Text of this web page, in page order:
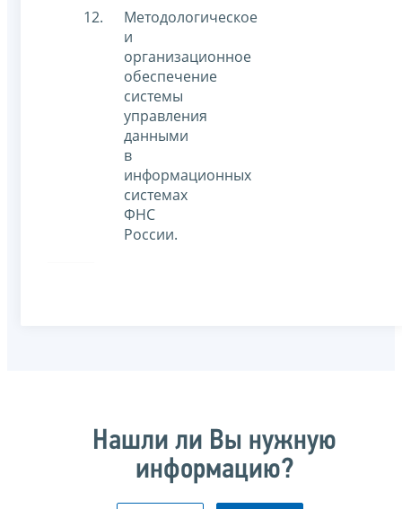
Методологическое
и
организационное
обеспечение
системы
управления
данными
в
информационных
системах
ФНС
России.
Нашли ли Вы нужную
информацию?